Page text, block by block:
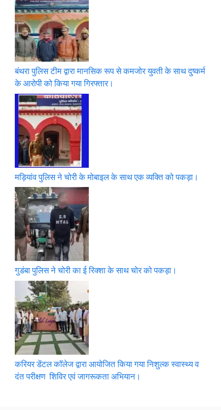
बंथरा पुलिस टीम द्वारा मानसिक रूप से कमजोर युवती के साथ दुष्कर्म
के आरोपी को किया गया गिरफ्तार।
मड़ियांव पुलिस ने चोरी के मोबाइल के साथ एक व्यक्ति को पकड़ा।
गुडंबा पुलिस ने चोरी का ई रिक्शा के साथ चोर को पकड़ा।
करियर डेंटल कॉलेज द्वारा आयोजित किया गया निशुल्क स्वास्थ्य व
दंत परीक्षण शिविर एवं जागरूकता अभियान।